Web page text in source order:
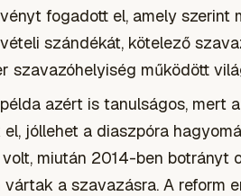
fogadott el, amely szerint
szándékát, kötelező
szavazóhelyiség működött
azért is tanulságos, mert
jóllehet a diaszpóra
miután 2014-ben botrányt
vártak a szavazásra. A reform